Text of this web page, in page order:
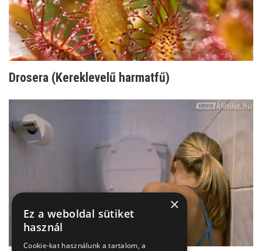
Drosera (Kereklevelű harmatfű)
×
Ez a weboldal sütiket
használ
Cookie-kat használunk a tartalom, a